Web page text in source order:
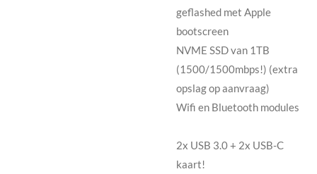
geflashed met Apple
bootscreen
NVME SSD van 1TB
(1500/1500mbps!) (extra
opslag op aanvraag)
Wifi en Bluetooth modules
2x USB 3.0 + 2x USB-C
kaart!